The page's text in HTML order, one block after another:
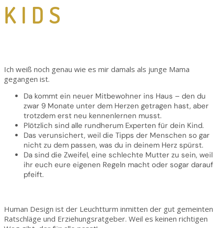
KIDS
Ich weiß noch genau wie es mir damals als junge Mama
gegangen ist.
Da kommt ein neuer Mitbewohner ins Haus – den du
zwar 9 Monate unter dem Herzen getragen hast, aber
trotzdem erst neu kennenlernen musst.
Plötzlich sind alle rundherum Experten für dein Kind.
Das verunsichert, weil die Tipps der Menschen so gar
nicht zu dem passen, was du in deinem Herz spürst.
Da sind die Zweifel, eine schlechte Mutter zu sein, weil
ihr euch eure eigenen Regeln macht oder sogar darauf
pfeift.
Human Design ist der Leuchtturm inmitten der gut gemeinten
Ratschläge und Erziehungsratgeber. Weil es keinen richtigen